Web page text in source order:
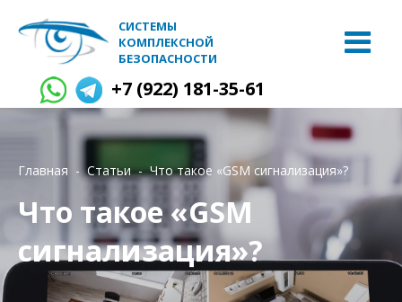
СИСТЕМЫ
КОМПЛЕКСНОЙ
БЕЗОПАСНОСТИ
+7 (922) 181-35-61
Главная Статьи Что такое «GSM сигнализация»?
Что такое «GSM
сигнализация»?